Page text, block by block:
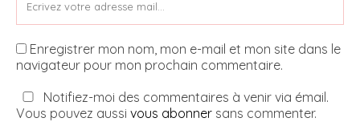
Enregistrer mon nom, mon e-mail et mon site dans le
navigateur pour mon prochain commentaire.
Notifiez-moi des commentaires à venir via émail.
Vous pouvez aussi vous abonner sans commenter.